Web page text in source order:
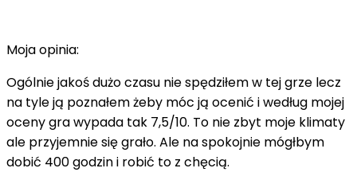
Moja opinia:
Ogólnie jakoś dużo czasu nie spędziłem w tej grze lecz
na tyle ją poznałem żeby móc ją ocenić i według mojej
oceny gra wypada tak 7,5/10. To nie zbyt moje klimaty
ale przyjemnie się grało. Ale na spokojnie mógłbym
dobić 400 godzin i robić to z chęcią.